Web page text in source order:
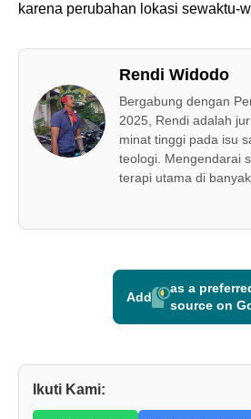
karena perubahan lokasi sewaktu-
Rendi Widodo
Bergabung dengan
2025, Rendi adalah
minat tinggi pada isu
teologi. Mengendarai
terapi utama di
Add
as a
source on
Ikuti Kami: